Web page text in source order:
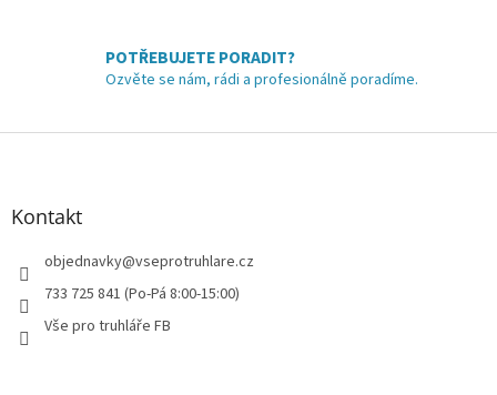
p
i
s
POTŘEBUJETE PORADIT?
Ozvěte se nám, rádi a profesionálně poradíme.
Z
Kontakt
objednavky@vseprotruhlare.cz
733 725 841 (Po-Pá 8:00-15:00)
Vše pro truhláře FB